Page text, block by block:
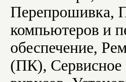
Перепрошивка,
компьютеров и
обеспечение,
(ПК), Сервисное